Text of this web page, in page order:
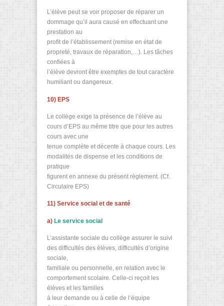
L’élève peut se voir proposer de réparer un
dommage qu’il aura causé en effectuant une
prestation au
profit de l’établissement (remise en état de
propreté, travaux de réparation,…). Les tâches
confiées à
l’élève devront être exemptes de tout caractère
humiliant ou dangereux.
10) EPS
Le collège exige la présence de l’élève au
cours d’EPS au même titre que pour les autres
cours avec une
tenue complète et décente à chaque cours. Les
modalités de dispense et les conditions de
pratique
figurent en annexe du présent règlement. (Cf.
Circulaire EPS)
11) Service social et de santé
a) Le service social
L’assistante sociale du collège assurer le suivi
des difficultés des élèves, difficultés d’origine
sociale,
familiale ou personnelle, en relation avec le
comportement scolaire. Celle-ci reçoit les
élèves et les familles
à leur demande ou à celle de l’équipe